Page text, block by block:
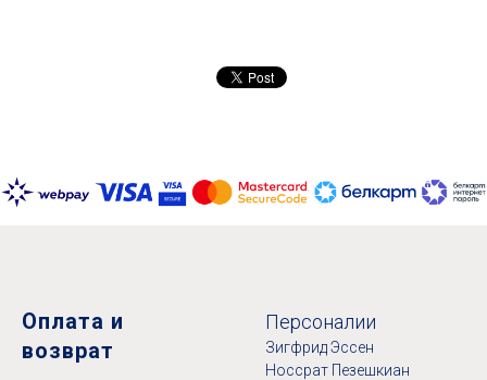
Оплата и
возврат
Персоналии
Зигфрид Эссен
Носсрат Пезешкиан